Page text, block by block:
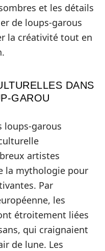
et les détails
de loups-garous
la créativité tout en
DANS
GAROU
loups-garous
artistes
la mythologie pour
Par
les
étroitement liées
qui craignaient
de lune. Les